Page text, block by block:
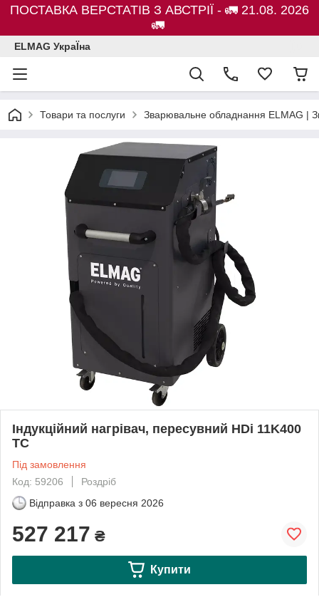
ПОСТАВКА ВЕРСТАТІВ З АВСТРІЇ - 🚛 21.08. 2026
🚛
ELMAG УкраЇна
Товари та послуги Зварювальне обладнання ELMAG |
Індукційний нагрівач, пересувний HDi 11K400
TC
Під замовлення
Код: 59206
Роздріб
Відправка з 06 вересня 2026
527 217 ₴
Купити